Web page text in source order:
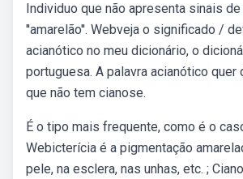
Individuo que não apresenta sinais
''amarelão''. Webveja o significado /
acianótico no meu dicionário, o
portuguesa. A palavra acianótico quer
que não tem cianose.
É o tipo mais frequente, como é o
Webicterícia é a pigmentação
pele, na esclera, nas unhas, etc. ;